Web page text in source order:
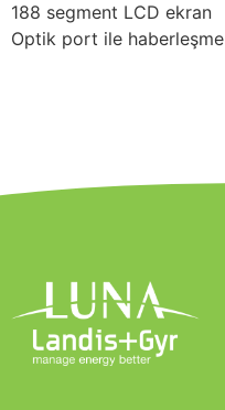
188 segment LCD ekran
Optik port ile haberleşme